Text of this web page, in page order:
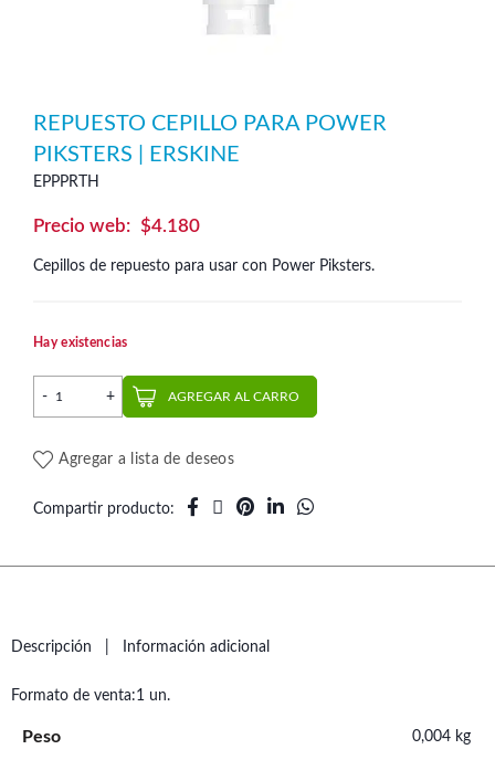
REPUESTO CEPILLO PARA POWER
PIKSTERS | ERSKINE
EPPPRTH
$4.180
Cepillos de repuesto para usar con Power Piksters.
Hay existencias
Repuesto Cepillo para Power Piksters | Erskine cantidad
AGREGAR AL CARRO
Agregar a lista de deseos
Compartir producto
Descripción Información adicional
Formato de venta:1 un.
Peso 0,004 kg